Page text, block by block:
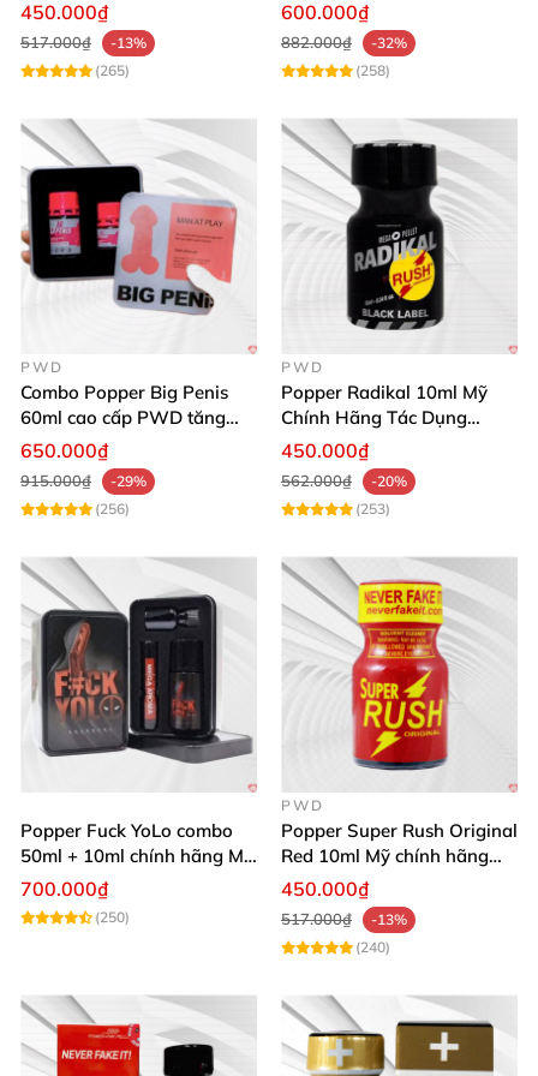
450.000₫
517.000₫
-13%
(265)
600.000₫
882.000₫
-32%
(258)
PWD
Combo Popper Big Penis
60ml cao cấp PWD tăng
khoái cảm Top Bot
650.000₫
915.000₫
-29%
(256)
PWD
Popper Radikal 10ml Mỹ
Chính Hãng Tác Dụng
Mạnh Dịu Êm
450.000₫
562.000₫
-20%
(253)
Popper Fuck YoLo combo
50ml + 10ml chính hãng Mỹ
tăng khoái cảm mạnh mẽ
an toàn
700.000₫
(250)
PWD
Popper Super Rush Original
Red 10ml Mỹ chính hãng
PWD
450.000₫
517.000₫
-13%
(240)